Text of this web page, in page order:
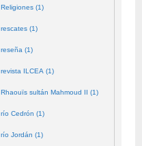
Religiones (1)
rescates (1)
reseña (1)
revista ILCEA (1)
Rhaouïs sultán Mahmoud II (1)
río Cedrón (1)
río Jordán (1)